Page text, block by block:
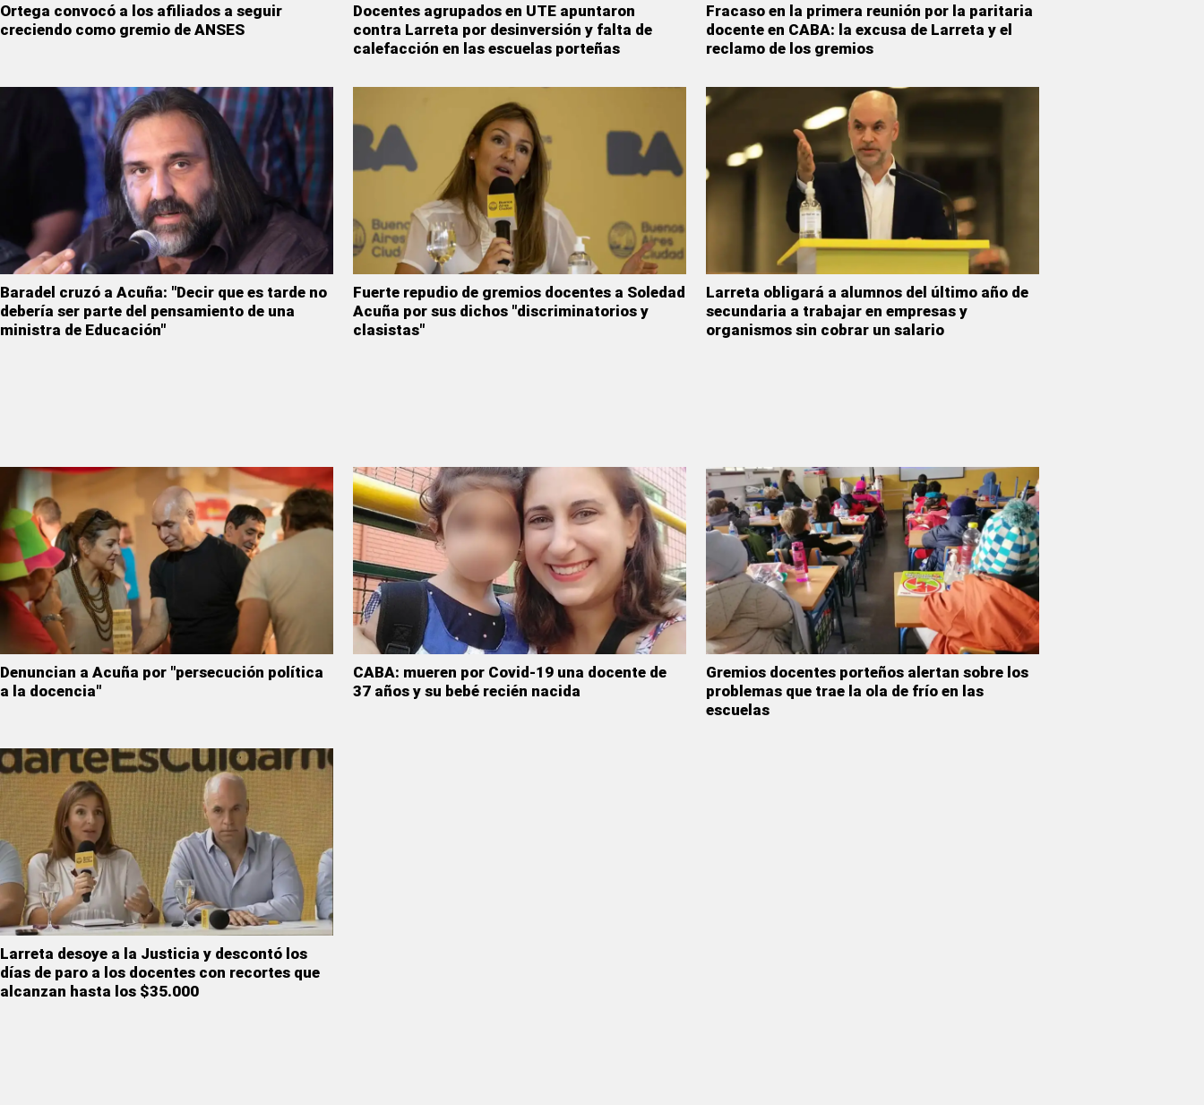
Ortega convocó a los afiliados a seguir
creciendo como gremio de ANSES
Docentes agrupados en UTE apuntaron
contra Larreta por desinversión y falta de
calefacción en las escuelas porteñas
Fracaso en la primera reunión por la paritaria
docente en CABA: la excusa de Larreta y el
reclamo de los gremios
Baradel cruzó a Acuña: "Decir que es tarde no
debería ser parte del pensamiento de una
ministra de Educación"
Fuerte repudio de gremios docentes a Soledad
Acuña por sus dichos "discriminatorios y
clasistas"
Larreta obligará a alumnos del último año de
secundaria a trabajar en empresas y
organismos sin cobrar un salario
Denuncian a Acuña por "persecución política
a la docencia"
CABA: mueren por Covid-19 una docente de
37 años y su bebé recién nacida
Gremios docentes porteños alertan sobre los
problemas que trae la ola de frío en las
escuelas
Larreta desoye a la Justicia y descontó los
días de paro a los docentes con recortes que
alcanzan hasta los $35.000